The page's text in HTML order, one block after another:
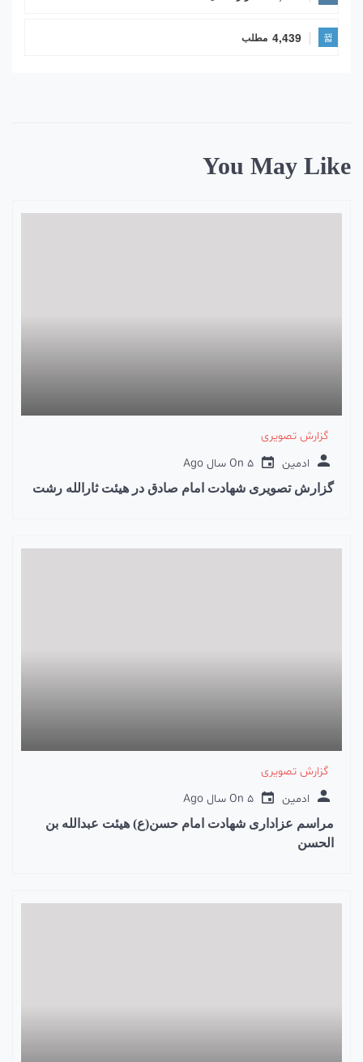
4,439 مطلب
You May Like
گزارش تصویری
ادمین
On 5 سال Ago
گزارش تصویری شهادت امام صادق در هیئت ثارالله رشت
گزارش تصویری
ادمین
On 5 سال Ago
مراسم عزاداری شهادت امام حسن(ع) هیئت عبدالله بن
الحسن